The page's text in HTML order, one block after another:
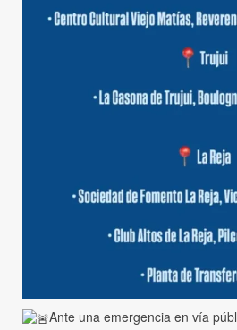
Ante una emergencia en vía